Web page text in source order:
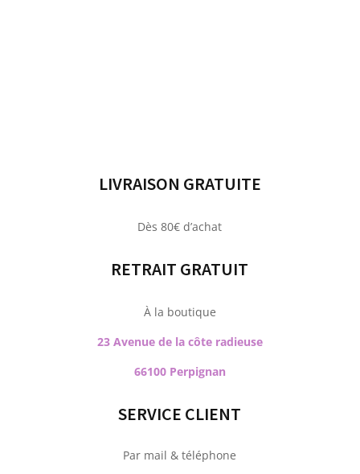
LIVRAISON GRATUITE
Dès 80€ d’achat
RETRAIT GRATUIT
À la boutique
23 Avenue de la côte radieuse
66100 Perpignan
SERVICE CLIENT
Par mail & téléphone